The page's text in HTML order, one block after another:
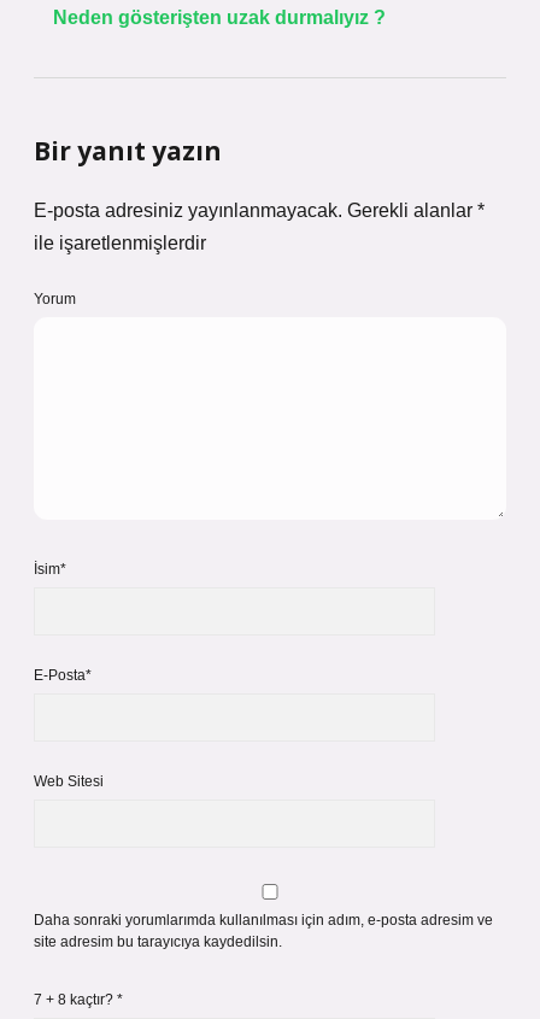
Neden gösterişten uzak durmalıyız ?
Bir yanıt yazın
E-posta adresiniz yayınlanmayacak. Gerekli alanlar *
ile işaretlenmişlerdir
Yorum
İsim*
E-Posta*
Web Sitesi
Daha sonraki yorumlarımda kullanılması için adım, e-posta adresim ve
site adresim bu tarayıcıya kaydedilsin.
7 + 8 kaçtır? *